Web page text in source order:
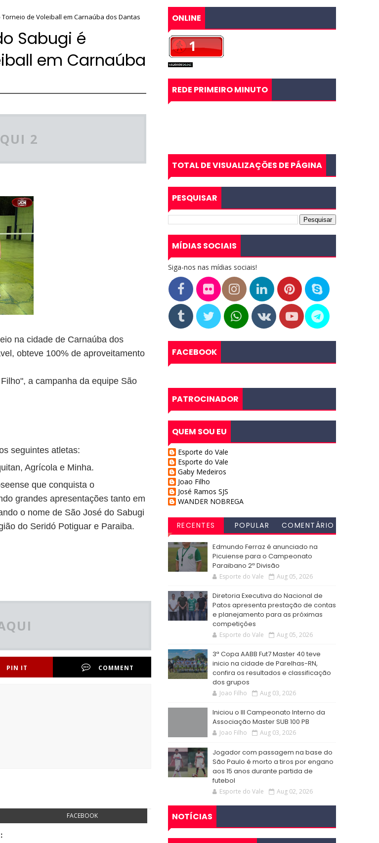
de Voleiball em Carnaúba dos Dantas
Sabugi é
em Carnaúba
2
na cidade de Carnaúba dos
obteve 100% de aproveitamento
a campanha da equipe São
seguintes atletas:
Agrícola e Minha.
que conquista o
grandes apresentações tanto em
o nome de São José do Sabugi
do Seridó Potiguar e Paraiba.
PIN IT COMMENT
FACEBOOK
ONLINE
REDE PRIMEIRO MINUTO
TOTAL DE VISUALIZAÇÕES DE PÁGINA
PESQUISAR
MÍDIAS SOCIAIS
Siga-nos nas mídias sociais!
FACEBOOK
PATROCINADOR
QUEM SOU EU
Esporte do Vale
Esporte do Vale
Gaby Medeiros
Joao Filho
José Ramos SJS
WANDER NOBREGA
RECENTES POPULAR
COMENTÁRIO
Edmundo Ferraz é anunciado na
Picuiense para o Campeonato
Paraibano 2ª Divisão
Esporte do Vale Aug 05, 2026
Diretoria Executiva do Nacional de
Patos apresenta prestação de contas
e planejamento para as próximas
competições
Esporte do Vale Aug 05, 2026
3ª Copa AABB Fut7 Master 40 teve
inicio na cidade de Parelhas-RN,
confira os resultados e classificação
dos grupos
Joao Filho Aug 03, 2026
Iniciou o III Campeonato Interno da
Associação Master SUB 100 PB
Joao Filho Aug 03, 2026
Jogador com passagem na base do
São Paulo é morto a tiros por engano
aos 15 anos durante partida de
futebol
Esporte do Vale Aug 02, 2026
NOTÍCIAS